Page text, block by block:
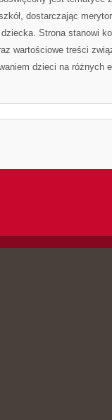
dostarczając
Strona stanowi
wartościowe treści
dzieci na różnych